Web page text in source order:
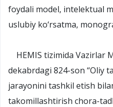
foydali model, intelektual
uslubiy ko‘rsatma,
HEMIS tizimida Vazirlar
dekabrdagi 824-son “Oliy
jarayonini tashkil etish
takomillashtirish chora-